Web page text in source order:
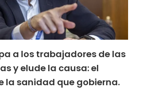
a los trabajadores de las
y elude la causa: el
la sanidad que gobierna.